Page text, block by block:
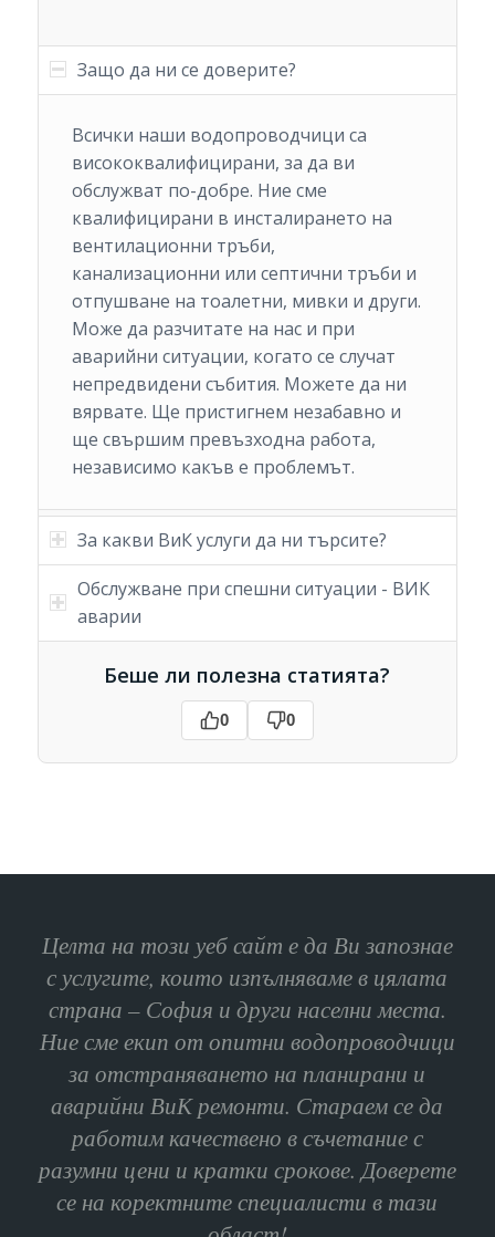
Защо да ни се доверите?
Всички наши водопроводчици са
висококвалифицирани, за да ви
обслужват по-добре. Ние сме
квалифицирани в инсталирането на
вентилационни тръби,
канализационни или септични тръби и
отпушване на тоалетни, мивки и други.
Може да разчитате на нас и при
аварийни ситуации, когато се случат
непредвидени събития. Можете да ни
вярвате. Ще пристигнем незабавно и
ще свършим превъзходна работа,
независимо какъв е проблемът.
За какви ВиК услуги да ни търсите?
Обслужване при спешни ситуации - ВИК
аварии
Беше ли полезна статията?
0 0
Целта на този уеб сайт е да Ви запознае
с услугите, които изпълняваме в цялата
страна – София и други населни места.
Ние сме екип от опитни водопроводчици
за отстраняването на планирани и
аварийни ВиК ремонти. Стараем се да
работим качествено в съчетание с
разумни цени и кратки срокове. Доверете
се на коректните специалисти в тази